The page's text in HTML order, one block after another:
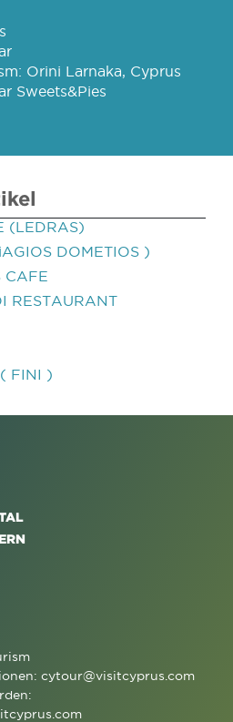
Orini Larnaka, Cyprus
Sweets&Pies
(LEDRAS)
DOMETIOS )
CAFE
RESTAURANT
FINI )
cytour@visitcyprus.com